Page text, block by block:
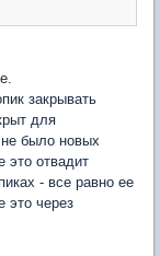
закрывать
для
было новых
это отвадит
- все равно ее
это через